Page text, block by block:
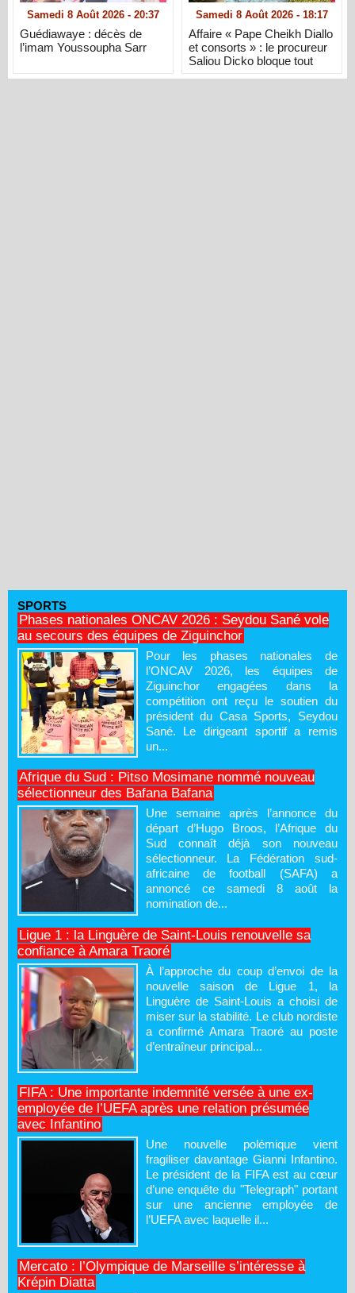
Samedi 8 Août 2026 - 20:37
Guédiawaye : décès de
l’imam Youssoupha Sarr
Samedi 8 Août 2026 - 18:17
Affaire « Pape Cheikh Diallo
et consorts » : le procureur
Saliou Dicko bloque tout
SPORTS
Phases nationales ONCAV 2026 : Seydou Sané vole
au secours des équipes de Ziguinchor
Pour les phases nationales de
l’ONCAV 2026, les équipes de
Ziguinchor engagées dans la
compétition ont reçu le soutien du
président du Casa Sports, Seydou
Sané. Le dirigeant sportif a remis
un...
Afrique du Sud : Pitso Mosimane nommé nouveau
sélectionneur des Bafana Bafana
Une semaine après l’annonce du
départ d’Hugo Broos, l’Afrique du
Sud connaît déjà son nouveau
sélectionneur. La Fédération sud-
africaine de football (SAFA) a
annoncé ce samedi 8 août la
nomination de...
Ligue 1 : la Linguère de Saint-Louis renouvelle sa
confiance à Amara Traoré
À l’approche du coup d’envoi de la
nouvelle saison de Ligue 1, la
Linguère de Saint-Louis a choisi de
miser sur la stabilité. Le club nordiste
a confirmé Amara Traoré au poste
d’entraîneur principal...
FIFA : Une importante indemnité versée à une ex-
employée de l’UEFA après une relation présumée
avec Infantino
Une nouvelle polémique vient
fragiliser davantage Gianni Infantino.
Le président de la FIFA est au cœur
d’une enquête du "Telegraph" portant
sur une ancienne employée de
l’UEFA avec laquelle il...
Mercato : l’Olympique de Marseille s’intéresse à
Krépin Diatta